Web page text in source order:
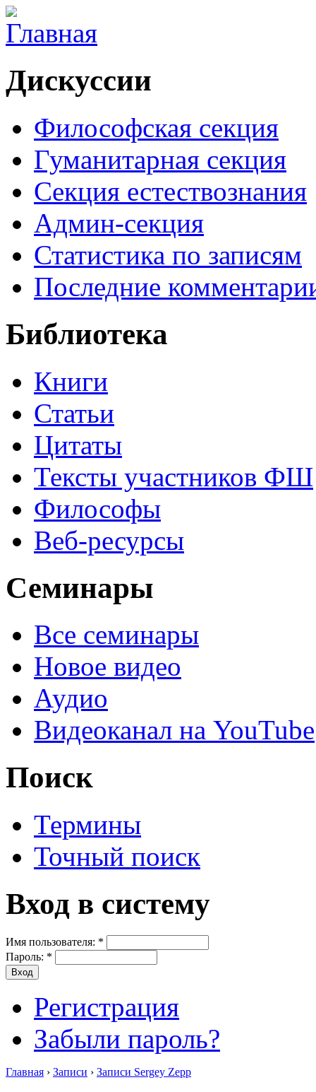
Дискуссии
Философская секция
Гуманитарная секция
Секция естествознания
Админ-секция
Статистика по записям
Последние
Библиотека
Книги
Статьи
Цитаты
Тексты участников ФШ
Философы
Веб-ресурсы
Семинары
Все семинары
Новое видео
Аудио
Видеоканал на YouTube
Поиск
Термины
Точный поиск
Вход в систему
Имя пользователя: *
Пароль: *
Регистрация
Забыли пароль?
Главная › Записи › Записи Sergey Zepp